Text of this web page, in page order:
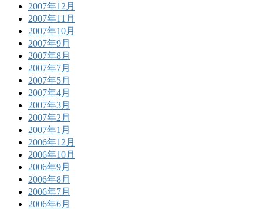
2007年12月
2007年11月
2007年10月
2007年9月
2007年8月
2007年7月
2007年5月
2007年4月
2007年3月
2007年2月
2007年1月
2006年12月
2006年10月
2006年9月
2006年8月
2006年7月
2006年6月